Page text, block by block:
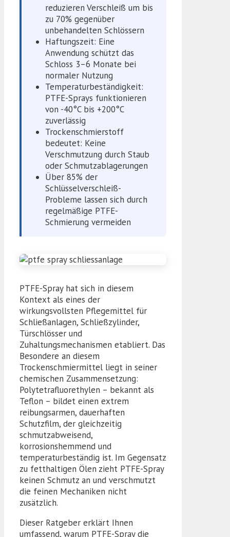
reduzieren Verschleiß um bis
zu 70% gegenüber
unbehandelten Schlössern
Haftungszeit: Eine
Anwendung schützt das
Schloss 3–6 Monate bei
normaler Nutzung
Temperaturbeständigkeit:
PTFE-Sprays funktionieren
von -40°C bis +200°C
zuverlässig
Trockenschmierstoff
bedeutet: Keine
Verschmutzung durch Staub
oder Schmutzablagerungen
Über 85% der
Schlüsselverschleiß-
Probleme lassen sich durch
regelmäßige PTFE-
Schmierung vermeiden
PTFE-Spray hat sich in diesem
Kontext als eines der
wirkungsvollsten Pflegemittel für
Schließanlagen, Schließzylinder,
Türschlösser und
Zuhaltungsmechanismen etabliert. Das
Besondere an diesem
Trockenschmiermittel liegt in seiner
chemischen Zusammensetzung:
Polytetrafluorethylen – bekannt als
Teflon – bildet einen extrem
reibungsarmen, dauerhaften
Schutzfilm, der gleichzeitig
schmutzabweisend,
korrosionshemmend und
temperaturbeständig ist. Im Gegensatz
zu fetthaltigen Ölen zieht PTFE-Spray
keinen Schmutz an und verschmutzt
die feinen Mechaniken nicht
zusätzlich.
Dieser Ratgeber erklärt Ihnen
umfassend, warum PTFE-Spray die